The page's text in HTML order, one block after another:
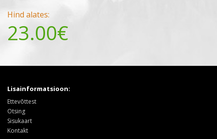
23.00€
Hind alates:
Lisainformatsioon:
Ettevõttest
Otsing
Sisukaart
Kontakt